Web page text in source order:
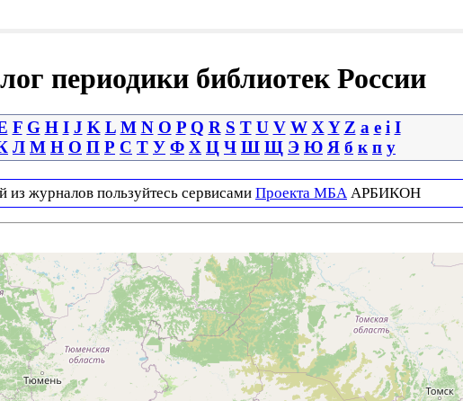
периодики библиотек России
F G H I J K L M N O P Q R S T U V W X Y Z a e i І
Л М Н О П Р С Т У Ф Х Ц Ч Ш Щ Э Ю Я б к п у
из журналов пользуйтесь сервисами Проекта МБА АРБИКОН